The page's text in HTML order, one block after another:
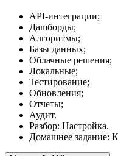
API-интеграции;
Дашборды;
Алгоритмы;
Базы данных;
Облачные решения;
Локальные;
Тестирование;
Обновления;
Отчеты;
Аудит.
Разбор: Настройка.
Домашнее задание: